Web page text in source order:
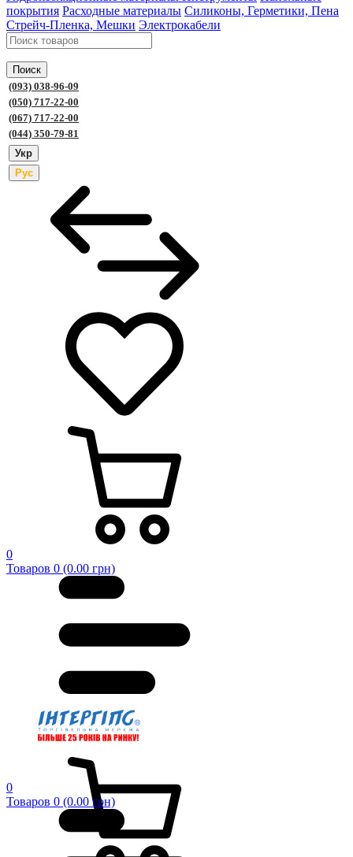
покрытия Расходные материалы Силиконы, Герметики, Пена
Стрейч-Пленка, Мешки Электрокабели
Поиск
(093) 038-96-09
(050) 717-22-00
(067) 717-22-00
(044) 350-79-81
Укр
Рус
0
Товаров 0 (0.00 грн)
0
Товаров 0 (0.00 грн)